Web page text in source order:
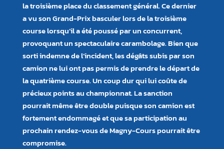
la troisième place du classement général. Ce dernier
a vu son Grand-Prix basculer lors de la troisième
course lorsqu’il a été poussé par un concurrent,
provoquant un spectaculaire carambolage. Bien que
sorti indemne de l’incident, les dégâts subis par son
camion ne lui ont pas permis de prendre le départ de
la quatrième course. Un coup dur qui lui coûte de
précieux points au championnat. La sanction
pourrait même être double puisque son camion est
fortement endommagé et que sa participation au
prochain rendez-vous de Magny-Cours pourrait être
compromise.